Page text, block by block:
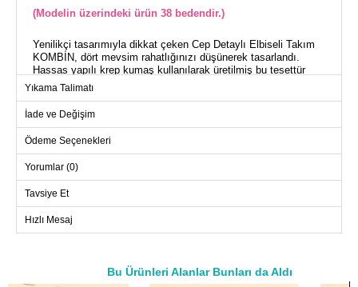
(Modelin üzerindeki ürün 38 bedendir.)
Yenilikçi tasarımıyla dikkat çeken Cep Detaylı Elbiseli Takım
KOMBİN, dört mevsim rahatlığınızı düşünerek tasarlandı.
Hassas yapılı krep kumaş kullanılarak üretilmiş bu tesettür
ürünü, 30 derecede yıkanabilme özelliğiyle de pratiklik sunar.
iç kısmı kolsuz olan bu elbise ile astarsız ceketi bir arada
sunarak modern ve şık bir görünüm sağlar. Göğüs cep detayı
ve manşet düğmeleri ise fonksiyonellik katıyor.
(CM)
40
102
49
110
49
Yıkama Talimatı
İade ve Değişim
Ödeme Seçenekleri
Yorumlar (0)
Tavsiye Et
Hızlı Mesaj
Bu Ürünleri Alanlar Bunları da Aldı